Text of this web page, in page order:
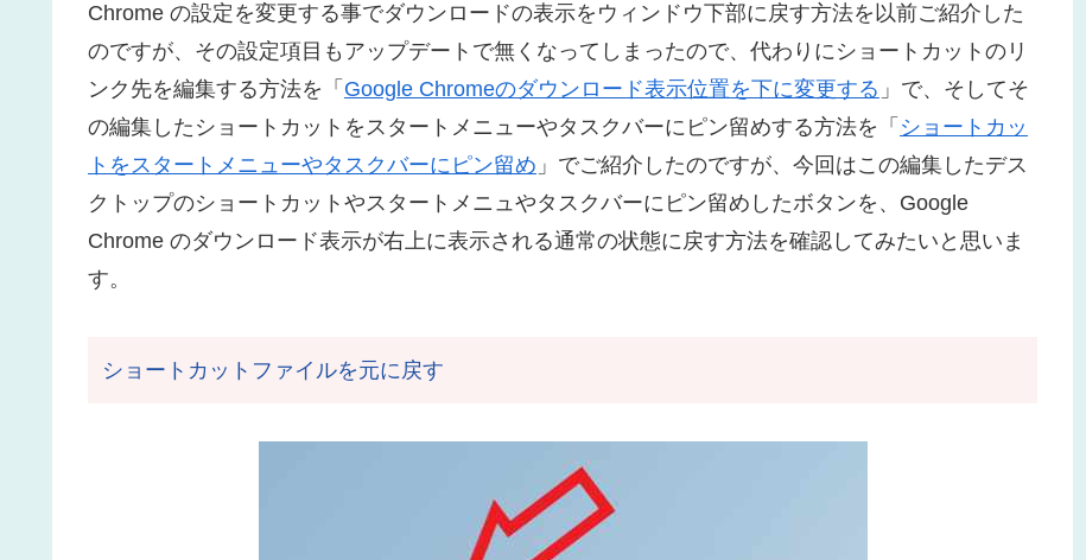
Chrome の設定を変更する事でダウンロードの表示をウィンドウ下部に戻す方法を以前ご紹介した
のですが、その設定項目もアップデートで無くなってしまったので、代わりにショートカットのリ
ンク先を編集する方法を「 Google Chromeのダウンロード表示位置を下に変更する 」で、そしてそ
の編集したショートカットをスタートメニューやタスクバーにピン留めする方法を「 ショートカッ
トをスタートメニューやタスクバーにピン留め 」でご紹介したのですが、今回はこの編集したデス
クトップのショートカットやスタートメニュやタスクバーにピン留めしたボタンを、Google
Chrome のダウンロード表示が右上に表示される通常の状態に戻す方法を確認してみたいと思いま
す。
ショートカットファイルを元に戻す